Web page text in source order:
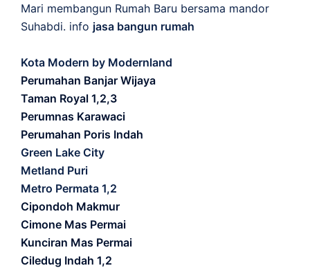
Mari membangun Rumah Baru bersama mandor
Suhabdi. info jasa bangun rumah
Kota Modern by Modernland
Perumahan Banjar Wijaya
Taman Royal 1,2,3
Perumnas Karawaci
Perumahan Poris Indah
Green Lake City
Metland Puri
Metro Permata 1,2
Cipondoh Makmur
Cimone Mas Permai
Kunciran Mas Permai
Ciledug Indah 1,2